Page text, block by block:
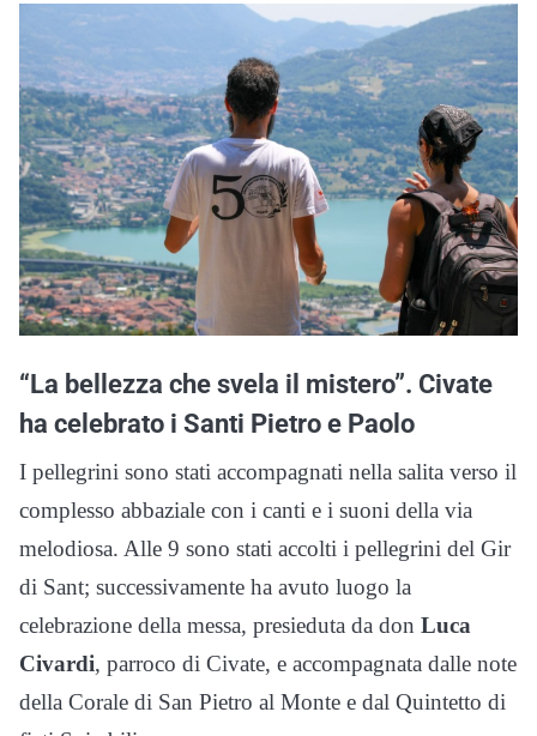
“La bellezza che svela il mistero”. Civate
ha celebrato i Santi Pietro e Paolo
I pellegrini sono stati accompagnati nella salita verso il
complesso abbaziale con i canti e i suoni della via
melodiosa. Alle 9 sono stati accolti i pellegrini del Gir
di Sant; successivamente ha avuto luogo la
celebrazione della messa, presieduta da don Luca
Civardi, parroco di Civate, e accompagnata dalle note
della Corale di San Pietro al Monte e dal Quintetto di